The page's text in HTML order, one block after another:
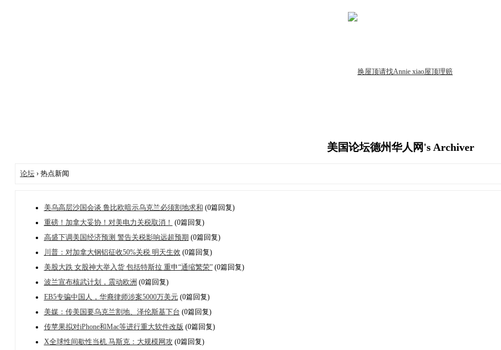
美国论坛德州华人网's Archiver
论坛› 热点新闻
美乌高层沙国会谈 鲁比欧暗示乌克兰必须割地求和 (0篇回复)
重磅！加拿大妥协！对美电力关税取消！ (0篇回复)
高盛下调美国经济预测 警告关税影响远超预期 (0篇回复)
川普：对加拿大钢铝征收50%关税 明天生效(0篇回复)
美股大跌 女股神大举入货 包括特斯拉 重申“通缩繁荣”(0篇回复)
波兰宣布核武计划，震动欧洲 (0篇回复)
EB5专骗中国人，华裔律师涉案5000万美元(0篇回复)
美媒：传美国要乌克兰割地、泽伦斯基下台 (0篇回复)
传苹果拟对iPhone和Mac等进行重大软件改版 (0篇回复)
X全球性间歇性当机 马斯克：大规模网攻(0篇回复)